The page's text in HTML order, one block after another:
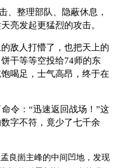
、整理部队、隐蔽休息，
亮发起更猛烈的攻击。
敌人打懵了，也把天上的
干等等空投给74师的东
喝足，士气高昂，终于在
令：“迅速返回战场！”这
字不符，竟少了七千余
良崮主峰的中间凹地，发现